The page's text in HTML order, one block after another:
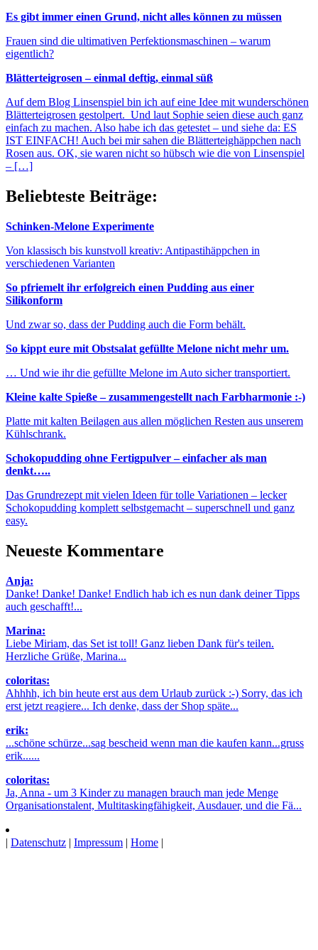
Es gibt immer einen Grund, nicht alles können zu müssen
Frauen sind die ultimativen Perfektionsmaschinen – warum
eigentlich?
Blätterteigrosen – einmal deftig, einmal süß
Auf dem Blog Linsenspiel bin ich auf eine Idee mit wunderschönen
Blätterteigrosen gestolpert. Und laut Sophie seien diese auch ganz
einfach zu machen. Also habe ich das getestet – und siehe da: ES
IST EINFACH! Auch bei mir sahen die Blätterteighäppchen nach
Rosen aus. OK, sie waren nicht so hübsch wie die von Linsenspiel
– […]
Beliebteste Beiträge:
Schinken-Melone Experimente
Von klassisch bis kunstvoll kreativ: Antipastihäppchen in
verschiedenen Varianten
So pfriemelt ihr erfolgreich einen Pudding aus einer
Silikonform
Und zwar so, dass der Pudding auch die Form behält.
So kippt eure mit Obstsalat gefüllte Melone nicht mehr um.
… Und wie ihr die gefüllte Melone im Auto sicher transportiert.
Kleine kalte Spieße – zusammengestellt nach Farbharmonie :-)
Platte mit kalten Beilagen aus allen möglichen Resten aus unserem
Kühlschrank.
Schokopudding ohne Fertigpulver – einfacher als man
denkt…..
Das Grundrezept mit vielen Ideen für tolle Variationen – lecker
Schokopudding komplett selbstgemacht – superschnell und ganz
easy.
Neueste Kommentare
Anja:
Danke! Danke! Danke! Endlich hab ich es nun dank deiner Tipps
auch geschafft!...
Marina:
Liebe Miriam, das Set ist toll! Ganz lieben Dank für's teilen.
Herzliche Grüße, Marina...
coloritas:
Ahhhh, ich bin heute erst aus dem Urlaub zurück :-) Sorry, das ich
erst jetzt reagiere... Ich denke, dass der Shop späte...
erik:
...schöne schürze...sag bescheid wenn man die kaufen kann...gruss
erik......
coloritas:
Ja, Anna - um 3 Kinder zu managen brauch man jede Menge
Organisationstalent, Multitaskingfähigkeit, Ausdauer, und die Fä...
| Datenschutz | Impressum | Home |